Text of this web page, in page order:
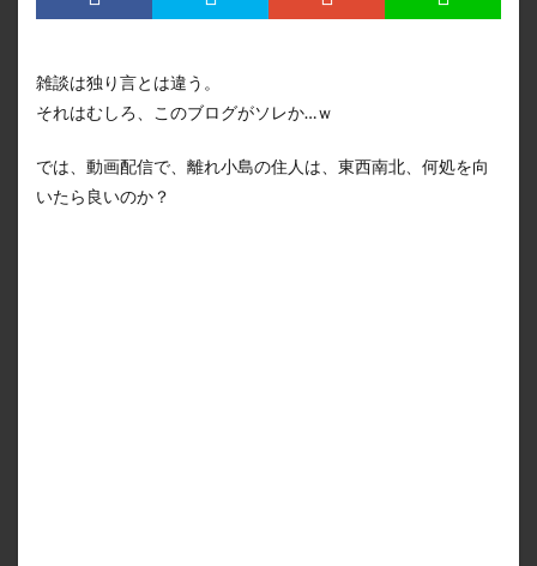
雑談は独り言とは違う。
それはむしろ、このブログがソレか…ｗ
では、動画配信で、離れ小島の住人は、東西南北、何処を向
いたら良いのか？